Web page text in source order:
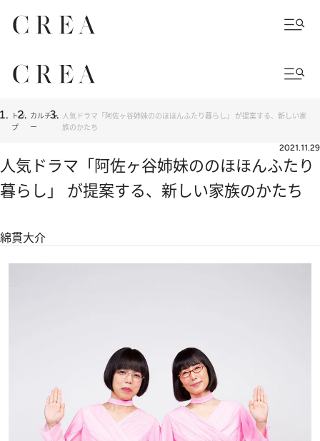
トッ
プ
カルチャ
ー
人気ドラマ「阿佐ヶ谷姉妹ののほほんふたり暮らし」 が提案する、新しい家
族のかたち
2021.11.29
人気ドラマ「阿佐ヶ谷姉妹ののほほんふたり
暮らし」 が提案する、新しい家族のかたち
綿貫大介